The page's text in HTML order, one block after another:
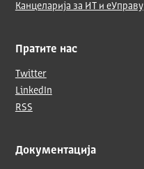
Канцеларија за ИТ и еУправу
Пратите нас
Twitter
LinkedIn
RSS
Документација